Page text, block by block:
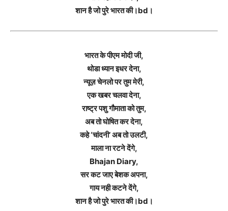
शान है जो पुरे भारत की।bd।
भारत के पीएम मोदी जी,
थोडा ध्यान इधर देना,
न्यूज़ चेनलो पर तुम मेरी,
एक खबर चलवा देना,
राष्ट्र पशु गौमाता को तुम,
अब तो घोषित कर देना,
कहे ‘चांदनी’ अब तो उलटी,
माला ना रटने देंगे,
Bhajan Diary,
सर कट जाए बेशक अपना,
गाय नही कटने देंगे,
शान है जो पुरे भारत की।bd।